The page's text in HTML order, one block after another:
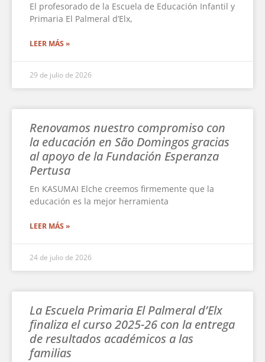
El profesorado de la Escuela de Educación Infantil y
Primaria El Palmeral d’Elx,
LEER MÁS »
29 de julio de 2026
Renovamos nuestro compromiso con
la educación en São Domingos gracias
al apoyo de la Fundación Esperanza
Pertusa
En KASUMAI Elche creemos firmemente que la
educación es la mejor herramienta
LEER MÁS »
24 de julio de 2026
La Escuela Primaria El Palmeral d’Elx
finaliza el curso 2025-26 con la entrega
de resultados académicos a las
familias